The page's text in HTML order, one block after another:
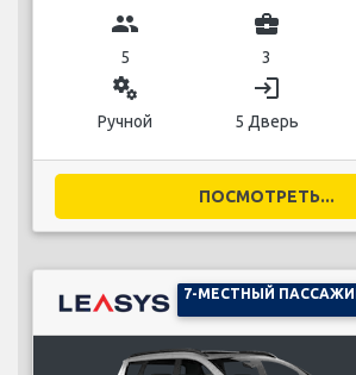
group
5
business_center
3
miscellaneous_services
Ручной
login
5 Дверь
ПОСМОТРЕТЬ...